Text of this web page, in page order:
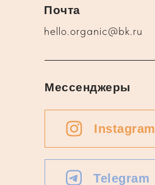
hello.organic@bk.ru
Почта
Instagram
Telegram
Мессенджеры